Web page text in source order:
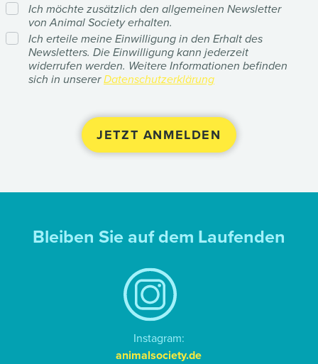
Ich möchte zusätzlich den allgemeinen Newsletter
von Animal Society erhalten.
Ich erteile meine Einwilligung in den Erhalt des
Newsletters. Die Einwilligung kann jederzeit
widerrufen werden. Weitere Informationen befinden
sich in unsererDatenschutzerklärung
Bleiben Sie auf dem Laufenden
Instagram:
animalsociety.de